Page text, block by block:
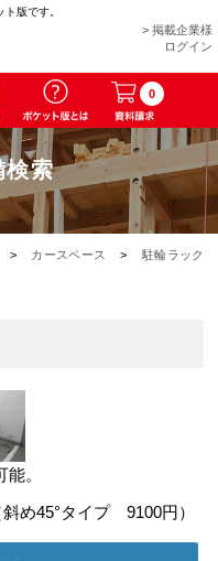
版です。
> 掲載企業様
ログイン
0
検索
> カースペース >
駐輪ラック
。
め45°タイプ 9100円）